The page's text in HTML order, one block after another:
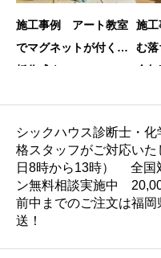
施工事例 アート教室
でマグネットが付く黒
板作成｜craft for kids
施
む落
全
シックハウス診断士・
格スタッフがご対応い
日8時から13時） 全国
ン無料相談実施中
前中までのご注文は福
送！